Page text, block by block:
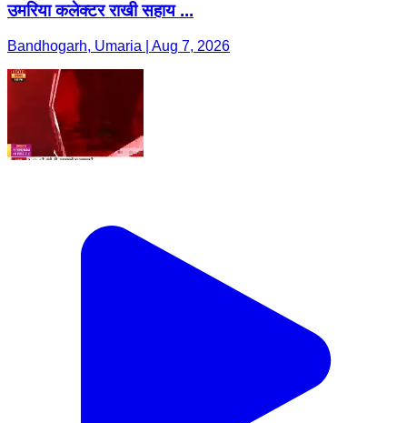
उमरिया कलेक्टर राखी सहाय ...
Bandhogarh, Umaria | Aug 7, 2026